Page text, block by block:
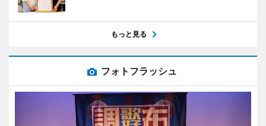
もっと見る
フォトフラッシュ